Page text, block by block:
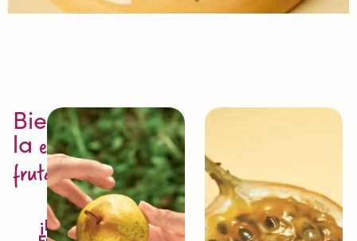
Bienvenido a
la excelencia en la
fruta
¡Descubre la